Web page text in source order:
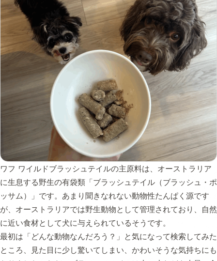
ワフ ワイルドブラッシュテイルの主原料は、オーストラリア
に生息する野生の有袋類「ブラッシュテイル（ブラッシュ・ポ
ッサム）」です。あまり聞きなれない動物性たんぱく源です
が、オーストラリアでは野生動物として管理されており、自然
に近い食材として犬に与えられているそうです。
最初は「どんな動物なんだろう？」と気になって検索してみた
ところ、見た目に少し驚いてしまい、かわいそうな気持ちにも